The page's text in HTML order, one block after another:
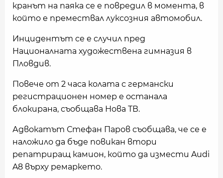
кранът на паяка се е повредил в момента, в
който е премествал луксозния автомобил.
Инцидентът се е случил пред
Националната художествена гимназия в
Пловдив.
Повече от 2 часа колата с германски
регистрационен номер е останала
блокирана, съобщава Нова ТВ.
Адвокатът Стефан Паров съобщава, че се е
наложило да бъде повикан втори
репатриращ камион, който да измести Audi
A8 върху ремаркето.